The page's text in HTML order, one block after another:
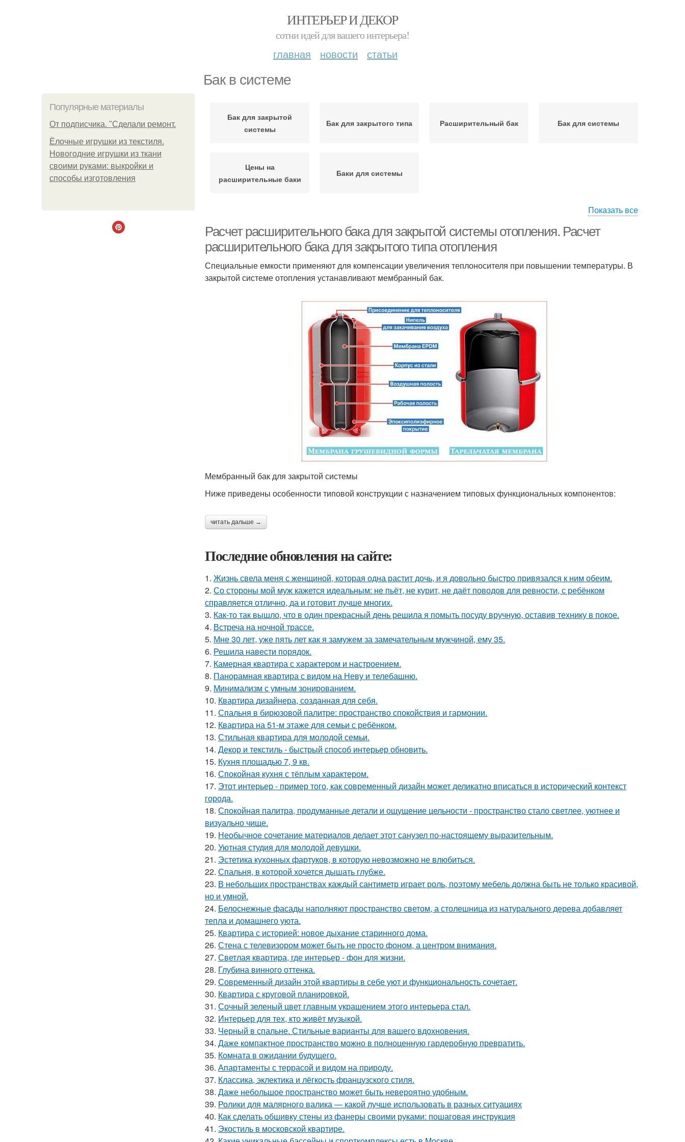
ИНТЕРЬЕР И ДЕКОР
сотни идей для вашего интерьера!
главная новости статьи
Бак в системе
Популярные материалы
От подписчика. "Сделали ремонт.
Ёлочные игрушки из текстиля.
Новогодние игрушки из ткани
своими руками: выкройки и
способы изготовления
Бак для закрытой
системы
Бак для закрытого типа Расширительный бак Бак для системы
Цены на
расширительные баки
Баки для системы
Показать все
Расчет расширительного бака для закрытой системы отопления. Расчет
расширительного бака для закрытого типа отопления
Специальные емкости применяют для компенсации увеличения теплоносителя при повышении температуры. В
закрытой системе отопления устанавливают мембранный бак.
Мембранный бак для закрытой системы
Ниже приведены особенности типовой конструкции с назначением типовых функциональных компонентов:
читать дальше →
Последние обновления на сайте:
1. Жизнь свела меня с женщиной, которая одна растит дочь, и я довольно быстро привязался к ним обеим.
2. Со стороны мой муж кажется идеальным: не пьёт, не курит, не даёт поводов для ревности, с ребёнком
справляется отлично, да и готовит лучше многих.
3. Как-то так вышло, что в один прекрасный день решила я помыть посуду вручную, оставив технику в покое.
4. Встреча на ночной трассе.
5. Мне 30 лет, уже пять лет как я замужем за замечательным мужчиной, ему 35.
6. Решила навести порядок.
7. Камерная квартира с характером и настроением.
8. Панорамная квартира с видом на Неву и телебашню.
9. Минимализм с умным зонированием.
10. Квартира дизайнера, созданная для себя.
11. Спальня в бирюзовой палитре: пространство спокойствия и гармонии.
12. Квартира на 51-м этаже для семьи с ребёнком.
13. Стильная квартира для молодой семьи.
14. Декор и текстиль - быстрый способ интерьер обновить.
15. Кухня площадью 7, 9 кв.
16. Спокойная кухня с тёплым характером.
17. Этот интерьер - пример того, как современный дизайн может деликатно вписаться в исторический контекст
города.
18. Спокойная палитра, продуманные детали и ощущение цельности - пространство стало светлее, уютнее и
визуально чище.
19. Необычное сочетание материалов делает этот санузел по-настоящему выразительным.
20. Уютная студия для молодой девушки.
21. Эстетика кухонных фартуков, в которую невозможно не влюбиться.
22. Спальня, в которой хочется дышать глубже.
23. В небольших пространствах каждый сантиметр играет роль, поэтому мебель должна быть не только красивой,
но и умной.
24. Белоснежные фасады наполняют пространство светом, а столешница из натурального дерева добавляет
тепла и домашнего уюта.
25. Квартира с историей: новое дыхание старинного дома.
26. Стена с телевизором может быть не просто фоном, а центром внимания.
27. Светлая квартира, где интерьер - фон для жизни.
28. Глубина винного оттенка.
29. Современный дизайн этой квартиры в себе уют и функциональность сочетает.
30. Квартира с круговой планировкой.
31. Сочный зеленый цвет главным украшением этого интерьера стал.
32. Интерьер для тех, кто живёт музыкой.
33. Черный в спальне. Стильные варианты для вашего вдохновения.
34. Даже компактное пространство можно в полноценную гардеробную превратить.
35. Комната в ожидании будущего.
36. Апартаменты с террасой и видом на природу.
37. Классика, эклектика и лёгкость французского стиля.
38. Даже небольшое пространство может быть невероятно удобным.
39. Ролики для малярного валика — какой лучше использовать в разных ситуациях
40. Как сделать обшивку стены из фанеры своими руками: пошаговая инструкция
41. Экостиль в московской квартире.